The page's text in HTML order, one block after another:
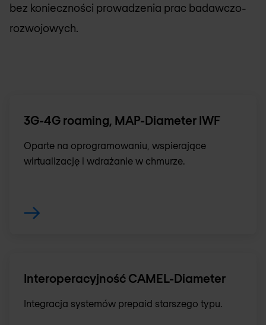
bez konieczności prowadzenia prac badawczo-
rozwojowych.
3G-4G roaming, MAP-Diameter IWF
Oparte na oprogramowaniu, wspierające
wirtualizację i wdrażanie w chmurze.
Interoperacyjność CAMEL-Diameter
Integracja systemów prepaid starszego typu.